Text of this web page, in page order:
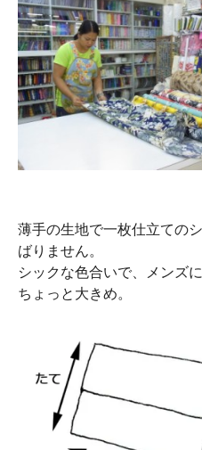
薄手の生地で一枚仕立ての
ばりません。
シックな色合いで、メンズ
ちょっと大きめ。